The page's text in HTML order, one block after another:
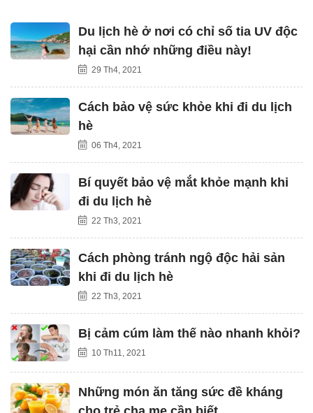
Du lịch hè ở nơi có chỉ số tia UV độc
hại cần nhớ những điều này!
29 Th4, 2021
Cách bảo vệ sức khỏe khi đi du lịch
hè
06 Th4, 2021
Bí quyết bảo vệ mắt khỏe mạnh khi
đi du lịch hè
22 Th3, 2021
Cách phòng tránh ngộ độc hải sản
khi đi du lịch hè
22 Th3, 2021
Bị cảm cúm làm thế nào nhanh khỏi?
10 Th11, 2021
Những món ăn tăng sức đề kháng